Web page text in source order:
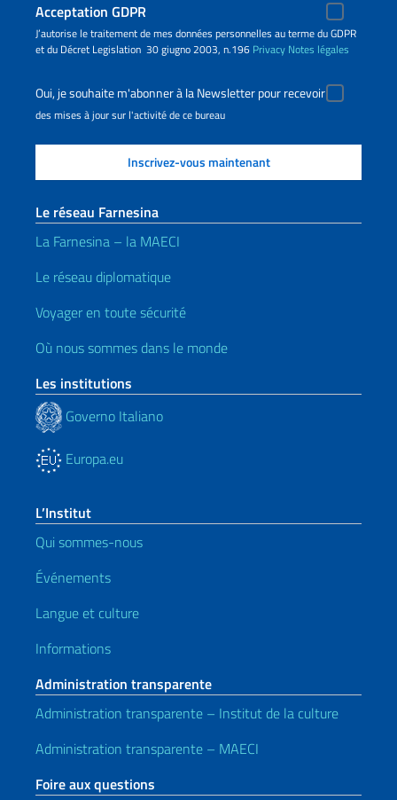
Acceptation GDPR
J’autorise le traitement de mes données personnelles au terme du GDPR
et du Décret Legislation 30 giugno 2003, n.196 Privacy Notes légales
Oui, je souhaite m'abonner à la Newsletter pour recevoir
des mises à jour sur l'activité de ce bureau
Le réseau Farnesina
La Farnesina – la MAECI
Le réseau diplomatique
Voyager en toute sécurité
Où nous sommes dans le monde
Les institutions
Governo Italiano
Europa.eu
L’Institut
Qui sommes-nous
Événements
Langue et culture
Informations
Administration transparente
Administration transparente – Institut de la culture
Administration transparente – MAECI
Foire aux questions